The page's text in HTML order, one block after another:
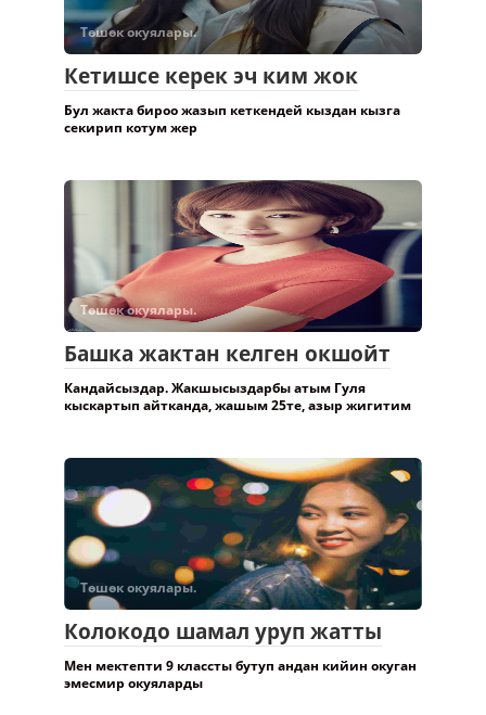
Төшөк окуялары.
Кетишсе керек эч ким жок
Бул жакта бироо жазып кеткендей кыздан кызга
секирип котум жер
Төшөк окуялары.
Башка жактан келген окшойт
Кандайсыздар. Жакшысыздарбы атым Гуля
кыскартып айтканда, жашым 25те, азыр жигитим
Төшөк окуялары.
Колокодо шамал уруп жатты
Мен мектепти 9 классты бутуп андан кийин окуган
эмесмир окуяларды